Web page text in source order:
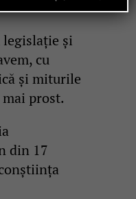
legislație și
cu
și miturile
prost.
din 17